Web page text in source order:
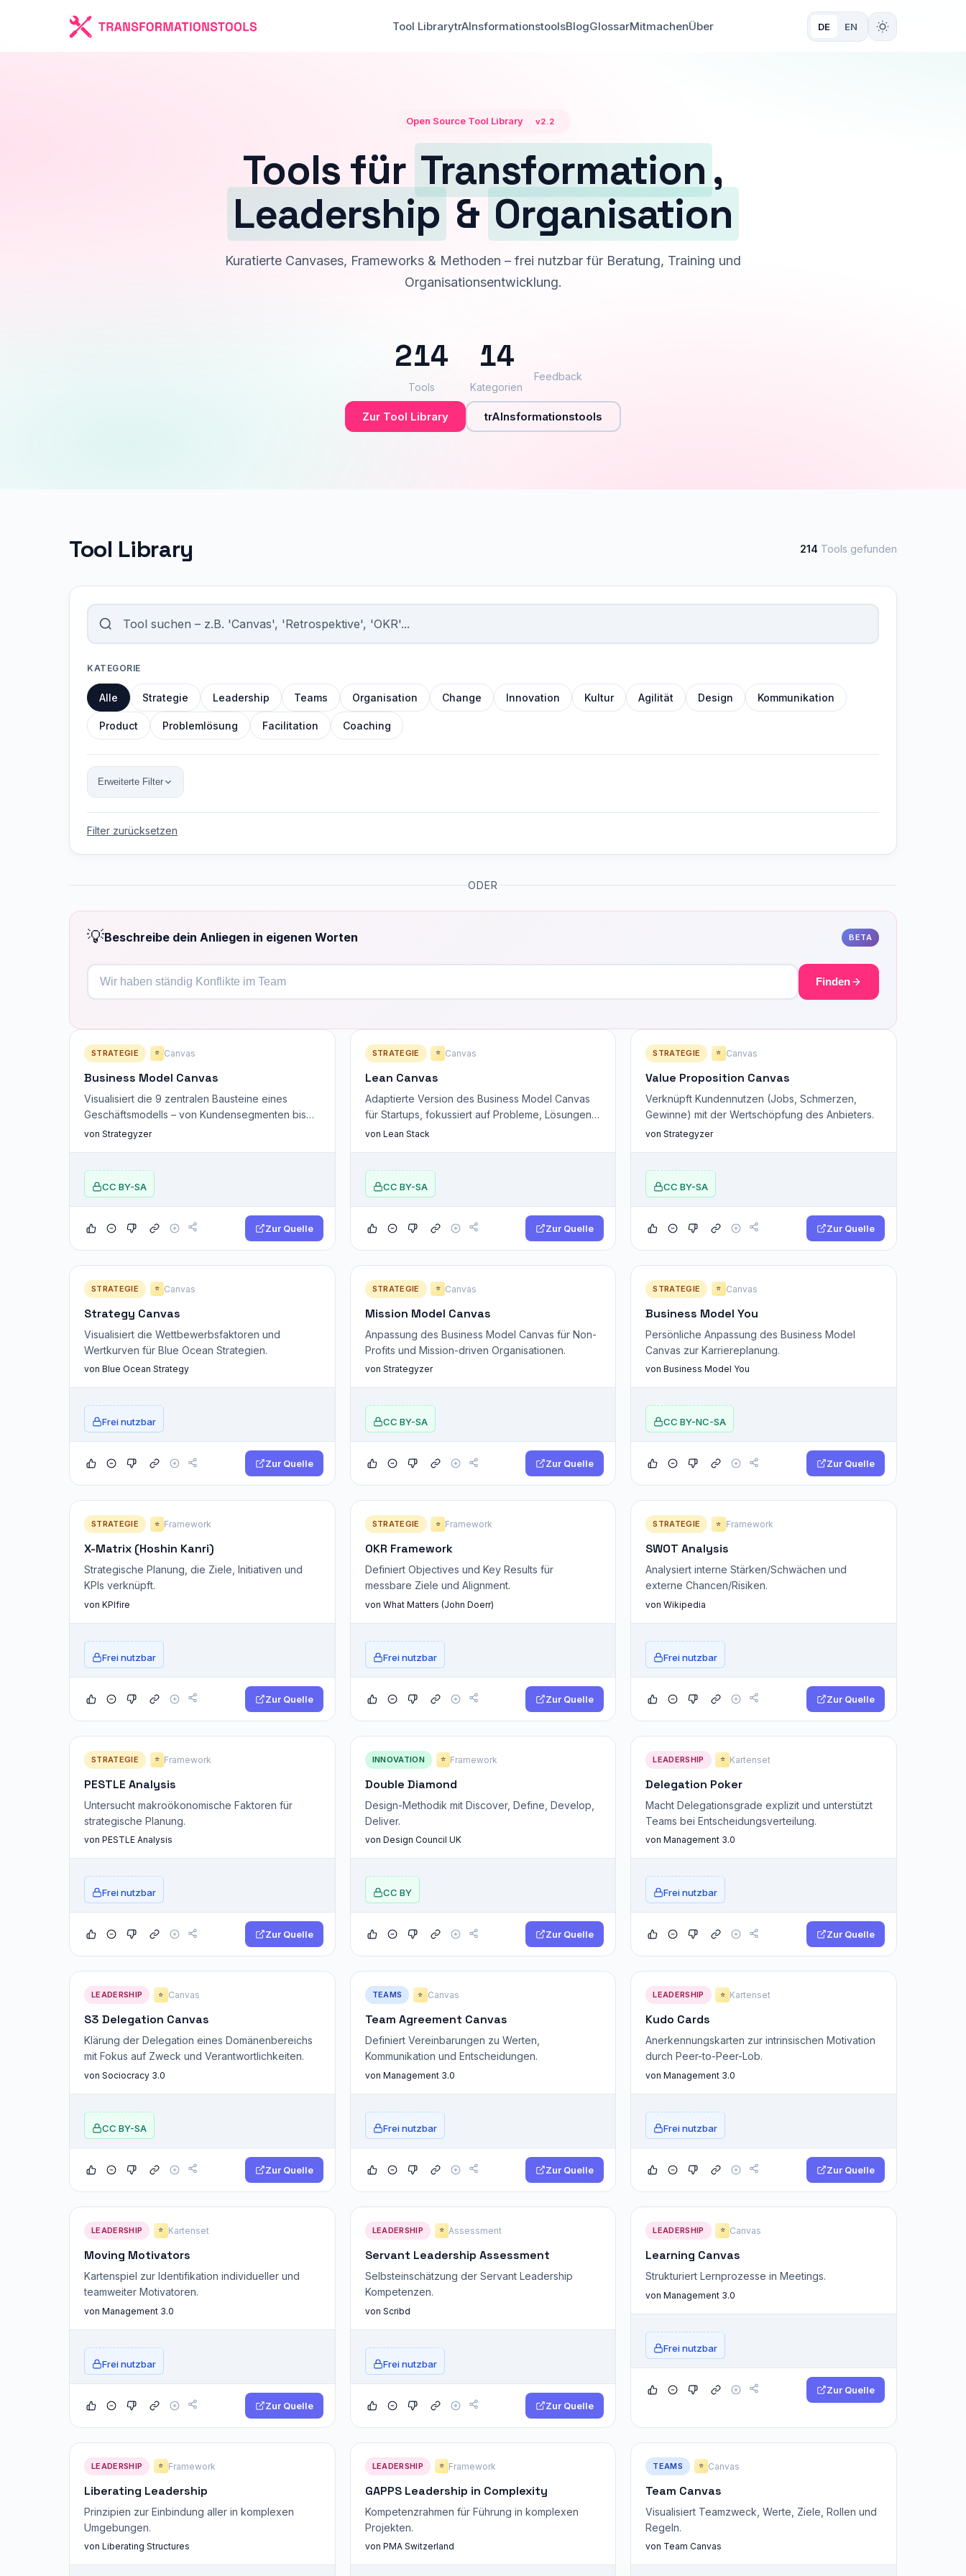
Tool LibrarytrAInsformationstoolsBlogGlossarMitmachenÜber DE EN
Open Source Tool Library v2.2
Tools für Transformation,
Leadership&Organisation
Kuratierte Canvases, Frameworks & Methoden – frei nutzbar für Beratung, Training und
Organisationsentwicklung.
214
Tools
14
Kategorien
Feedback
Zur Tool Library trAInsformationstools
Tool Library 214 Tools gefunden
KATEGORIE
Alle Strategie Leadership Teams Organisation Change Innovation Kultur Agilität Design Kommunikation
Product Problemlösung Facilitation Coaching
Erweiterte Filter
Filter zurücksetzen
ODER
💡Beschreibe dein Anliegen in eigenen Worten BETA
Finden
STRATEGIE ⭐ Canvas
Business Model Canvas
Visualisiert die 9 zentralen Bausteine eines
Geschäftsmodells – von Kundensegmenten bis
Ertragsströmen.
von Strategyzer
CC BY-SA
Zur Quelle
STRATEGIE ⭐ Canvas
Lean Canvas
Adaptierte Version des Business Model Canvas
für Startups, fokussiert auf Probleme, Lösungen
und Schlüsselannahmen.
von Lean Stack
CC BY-SA
Zur Quelle
STRATEGIE ⭐ Canvas
Value Proposition Canvas
Verknüpft Kundennutzen (Jobs, Schmerzen,
Gewinne) mit der Wertschöpfung des Anbieters.
von Strategyzer
CC BY-SA
Zur Quelle
STRATEGIE ⭐ Canvas
Strategy Canvas
Visualisiert die Wettbewerbsfaktoren und
Wertkurven für Blue Ocean Strategien.
von Blue Ocean Strategy
Frei nutzbar
Zur Quelle
STRATEGIE ⭐ Canvas
Mission Model Canvas
Anpassung des Business Model Canvas für Non-
Profits und Mission-driven Organisationen.
von Strategyzer
CC BY-SA
Zur Quelle
STRATEGIE ⭐ Canvas
Business Model You
Persönliche Anpassung des Business Model
Canvas zur Karriereplanung.
von Business Model You
CC BY-NC-SA
Zur Quelle
STRATEGIE ⭐ Framework
X-Matrix (Hoshin Kanri)
Strategische Planung, die Ziele, Initiativen und
KPIs verknüpft.
von KPIfire
Frei nutzbar
Zur Quelle
STRATEGIE ⭐ Framework
OKR Framework
Definiert Objectives und Key Results für
messbare Ziele und Alignment.
von What Matters (John Doerr)
Frei nutzbar
Zur Quelle
STRATEGIE ⭐ Framework
SWOT Analysis
Analysiert interne Stärken/Schwächen und
externe Chancen/Risiken.
von Wikipedia
Frei nutzbar
Zur Quelle
STRATEGIE ⭐ Framework
PESTLE Analysis
Untersucht makroökonomische Faktoren für
strategische Planung.
von PESTLE Analysis
Frei nutzbar
Zur Quelle
INNOVATION ⭐ Framework
Double Diamond
Design-Methodik mit Discover, Define, Develop,
Deliver.
von Design Council UK
CC BY
Zur Quelle
LEADERSHIP ⭐ Kartenset
Delegation Poker
Macht Delegationsgrade explizit und unterstützt
Teams bei Entscheidungsverteilung.
von Management 3.0
Frei nutzbar
Zur Quelle
LEADERSHIP ⭐ Canvas
S3 Delegation Canvas
Klärung der Delegation eines Domänenbereichs
mit Fokus auf Zweck und Verantwortlichkeiten.
von Sociocracy 3.0
CC BY-SA
Zur Quelle
TEAMS ⭐ Canvas
Team Agreement Canvas
Definiert Vereinbarungen zu Werten,
Kommunikation und Entscheidungen.
von Management 3.0
Frei nutzbar
Zur Quelle
LEADERSHIP ⭐ Kartenset
Kudo Cards
Anerkennungskarten zur intrinsischen Motivation
durch Peer-to-Peer-Lob.
von Management 3.0
Frei nutzbar
Zur Quelle
LEADERSHIP ⭐ Kartenset
Moving Motivators
Kartenspiel zur Identifikation individueller und
teamweiter Motivatoren.
von Management 3.0
Frei nutzbar
Zur Quelle
LEADERSHIP ⭐ Assessment
Servant Leadership Assessment
Selbsteinschätzung der Servant Leadership
Kompetenzen.
von Scribd
Frei nutzbar
Zur Quelle
LEADERSHIP ⭐ Canvas
Learning Canvas
Strukturiert Lernprozesse in Meetings.
von Management 3.0
Frei nutzbar
Zur Quelle
LEADERSHIP ⭐ Framework
Liberating Leadership
Prinzipien zur Einbindung aller in komplexen
Umgebungen.
von Liberating Structures
LEADERSHIP ⭐ Framework
GAPPS Leadership in Complexity
Kompetenzrahmen für Führung in komplexen
Projekten.
von PMA Switzerland
TEAMS ⭐ Canvas
Team Canvas
Visualisiert Teamzweck, Werte, Ziele, Rollen und
Regeln.
von Team Canvas